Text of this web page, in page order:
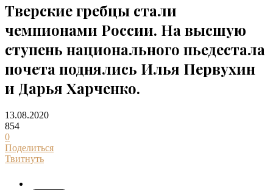
Тверские гребцы стали
чемпионами России. На высшую
ступень национального пьедестала
почета поднялись Илья Первухин
и Дарья Харченко.
13.08.2020
854
0
Поделиться
Твитнуть